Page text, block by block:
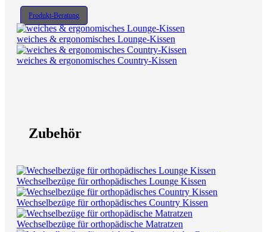
Produkt-Beratung
weiches & ergonomisches Lounge-Kissen
weiches & ergonomisches Country-Kissen
Zubehör
Wechselbezüge für orthopädisches Lounge Kissen
Wechselbezüge für orthopädisches Country Kissen
Wechselbezüge für orthopädische Matratzen